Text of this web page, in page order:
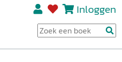
Inloggen